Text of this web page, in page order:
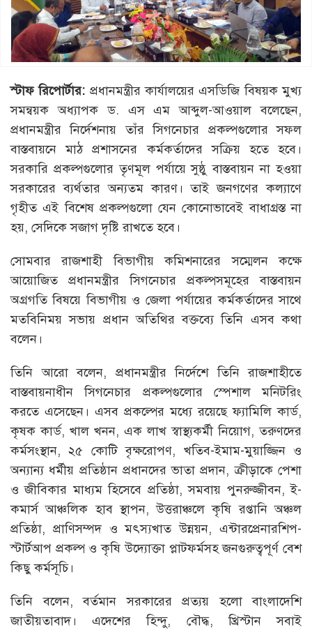
স্টাফ রিপোর্টার: প্রধানমন্ত্রীর কার্যালয়ের এসডিজি বিষয়ক মুখ্য
সমন্বয়ক অধ্যাপক ড. এস এম আব্দুল-আওয়াল বলেছেন,
প্রধানমন্ত্রীর নির্দেশনায় তাঁর সিগনেচার প্রকল্পগুলোর সফল
বাস্তবায়নে মাঠ প্রশাসনের কর্মকর্তাদের সক্রিয় হতে হবে।
সরকারি প্রকল্পগুলোর তৃণমূল পর্যায়ে সুষ্ঠু বাস্তবায়ন না হওয়া
সরকারের ব্যর্থতার অন্যতম কারণ। তাই জনগণের কল্যাণে
গৃহীত এই বিশেষ প্রকল্পগুলো যেন কোনোভাবেই বাধাগ্রস্ত না
হয়, সেদিকে সজাগ দৃষ্টি রাখতে হবে।
সোমবার রাজশাহী বিভাগীয় কমিশনারের সম্মেলন কক্ষে
আয়োজিত প্রধানমন্ত্রীর সিগনেচার প্রকল্পসমূহের বাস্তবায়ন
অগ্রগতি বিষয়ে বিভাগীয় ও জেলা পর্যায়ের কর্মকর্তাদের সাথে
মতবিনিময় সভায় প্রধান অতিথির বক্তব্যে তিনি এসব কথা
বলেন।
তিনি আরো বলেন, প্রধানমন্ত্রীর নির্দেশে তিনি রাজশাহীতে
বাস্তবায়নাধীন সিগনেচার প্রকল্পগুলোর স্পেশাল মনিটরিং
করতে এসেছেন। এসব প্রকল্পের মধ্যে রয়েছে ফ্যামিলি কার্ড,
কৃষক কার্ড, খাল খনন, এক লাখ স্বাস্থ্যকর্মী নিয়োগ, তরুণদের
কর্মসংস্থান, ২৫ কোটি বৃক্ষরোপণ, খতিব-ইমাম-মুয়াজ্জিন ও
অন্যান্য ধর্মীয় প্রতিষ্ঠান প্রধানদের ভাতা প্রদান, ক্রীড়াকে পেশা
ও জীবিকার মাধ্যম হিসেবে প্রতিষ্ঠা, সমবায় পুনরুজ্জীবন, ই-
কমার্স আঞ্চলিক হাব স্থাপন, উত্তরাঞ্চলে কৃষি রপ্তানি অঞ্চল
প্রতিষ্ঠা, প্রাণিসম্পদ ও মৎস্যখাত উন্নয়ন, এন্টারপ্রেনারশিপ-
স্টার্টআপ প্রকল্প ও কৃষি উদ্যোক্তা প্লাটফর্মসহ জনগুরুত্বপূর্ণ বেশ
কিছু কর্মসূচি।
তিনি বলেন, বর্তমান সরকারের প্রত্যয় হলো বাংলাদেশি
জাতীয়তাবাদ। এদেশের হিন্দু, বৌদ্ধ, খ্রিস্টান সবাই